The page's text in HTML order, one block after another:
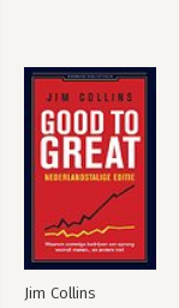
Jim Collins